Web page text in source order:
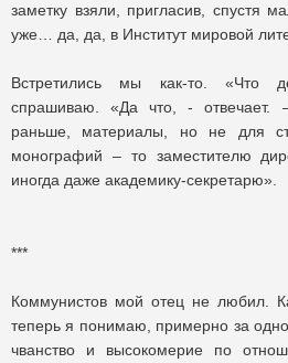
заметку взяли, пригласив, спустя
уже… да, да, в Институт мировой
Встретились мы как-то. «Что
спрашиваю. «Да что, - отвечает.
раньше, материалы, но не для
монографий – то заместителю
иногда даже академику-секретарю».
***
Коммунистов мой отец не любил.
теперь я понимаю, примерно за
чванство и высокомерие по